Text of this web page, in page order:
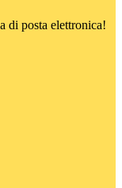
di posta elettronica!